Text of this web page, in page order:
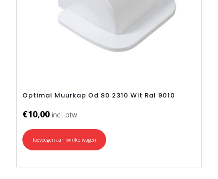
Optimal Muurkap Od 80 2310 Wit Ral 9010
€10,00
Toevoegen aan winkelwagen